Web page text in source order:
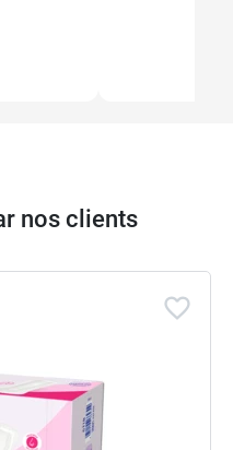
nos clients